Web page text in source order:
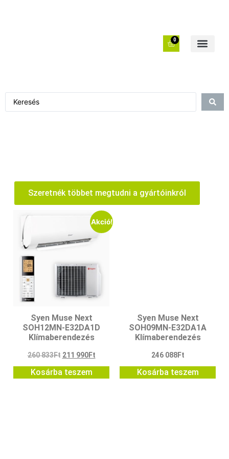
0
Szeretnék többet megtudni a gyártóinkról
Akció!
Syen Muse Next
SOH12MN-E32DA1D
Klímaberendezés
260 833Ft 211 990Ft
Kosárba teszem
Syen Muse Next
SOH09MN-E32DA1A
Klímaberendezés
246 088Ft
Kosárba teszem